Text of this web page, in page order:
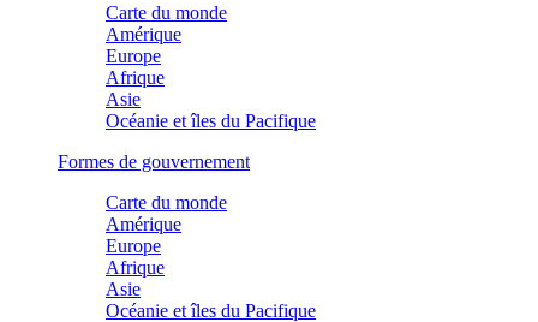
Carte du monde
Amérique
Europe
Afrique
Asie
Océanie et îles du Pacifique
Formes de gouvernement
Carte du monde
Amérique
Europe
Afrique
Asie
Océanie et îles du Pacifique